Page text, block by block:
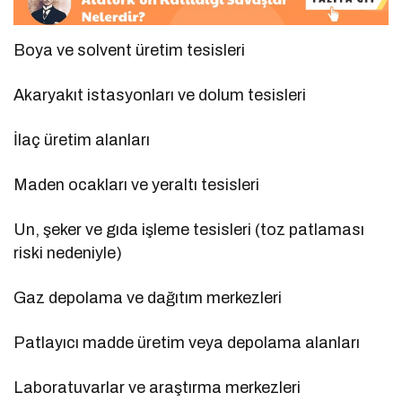
Boya ve solvent üretim tesisleri
Akaryakıt istasyonları ve dolum tesisleri
İlaç üretim alanları
Maden ocakları ve yeraltı tesisleri
Un, şeker ve gıda işleme tesisleri (toz patlaması
riski nedeniyle)
Gaz depolama ve dağıtım merkezleri
Patlayıcı madde üretim veya depolama alanları
Laboratuvarlar ve araştırma merkezleri